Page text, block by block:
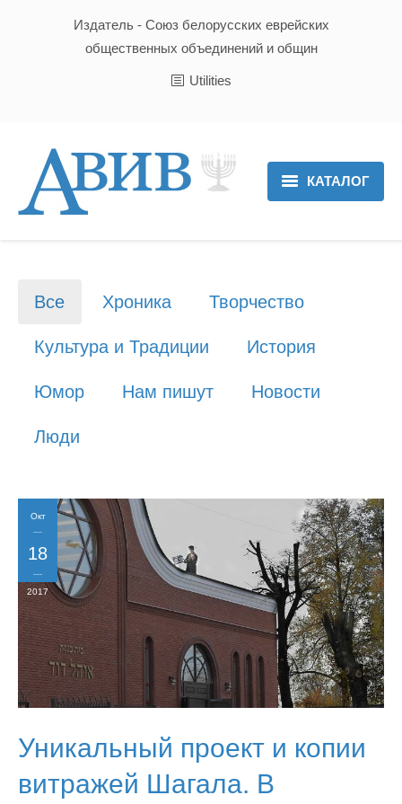
Издатель - Союз белорусских еврейских
общественных объединений и общин
Utilities
КАТАЛОГ
Культура и Традиции
Хроника
Люди
Все Хроника Творчество
Культура и Традиции История
Юмор Нам пишут Новости
Люди
Окт
18
2017
Уникальный проект и копии
витражей Шагала. В